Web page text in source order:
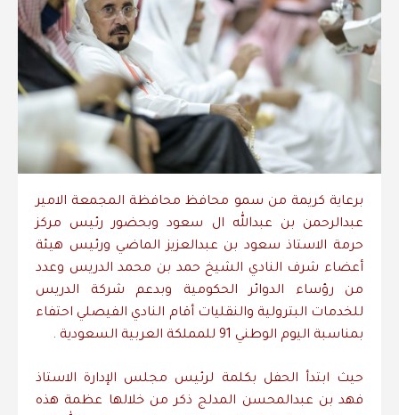
برعاية كريمة من سمو محافظ محافظة المجمعة الامير
عبدالرحمن بن عبدالله ال سعود وبحضور رئيس مركز
حرمة الاستاذ سعود بن عبدالعزيز الماضي ورئيس هيئة
أعضاء شرف النادي الشيخ حمد بن محمد الدريس وعدد
من رؤساء الدوائر الحكومية وبدعم شركة الدريس
للخدمات البترولية والنقليات أقام النادي الفيصلي احتفاء
بمناسبة اليوم الوطني 91 للمملكة العربية السعودية .
حيث ابتدأ الحفل بكلمة لرئيس مجلس الإدارة الاستاذ
فهد بن عبدالمحسن المدلج ذكر من خلالها عظمة هذه